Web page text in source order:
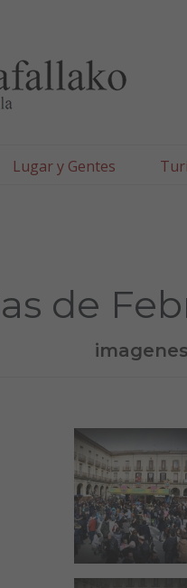
Lugar y Gentes
de
imagenes